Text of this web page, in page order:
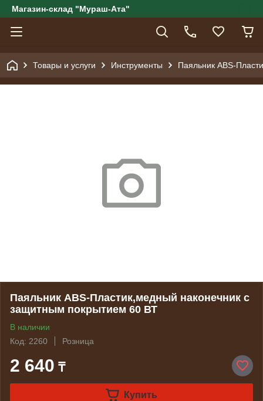
Магазин-склад "Мураш-Ата"
Товары и услуги Инструменты Паяльник ABS-
Паяльник ABS-Пластик,медный наконечник с
защитным покрытием 60 ВТ
В наличии
Код: 2260
Розница
2 640 ₸
Купить